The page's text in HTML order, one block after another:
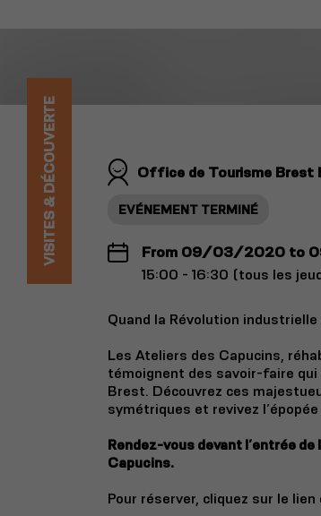
VISITES & DÉCOUVERTE Office de Tourisme Brest
EVÉNEMENT TERMINÉ
From 09/03/2020 to
15:00 - 16:30 (tous les
Quand la Révolution
Les Ateliers des Capucins,
témoignent des savoir-faire qui
Brest. Découvrez ces
symétriques et revivez
Rendez-vous devant l’entrée
Capucins.
Pour réserver, cliquez sur le